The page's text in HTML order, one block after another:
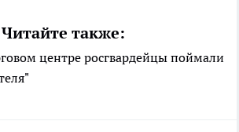
Читайте также:
центре росгвардейцы поймали